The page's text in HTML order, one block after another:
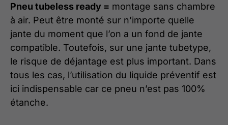
Pneu tubeless ready = montage sans chambre
à air. Peut être monté sur n’importe quelle
jante du moment que l’on a un fond de jante
compatible. Toutefois, sur une jante tubetype,
le risque de déjantage est plus important. Dans
tous les cas, l’utilisation du liquide préventif est
ici indispensable car ce pneu n’est pas 100%
étanche.